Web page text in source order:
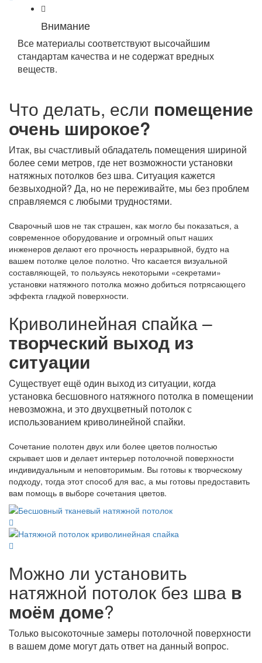
Внимание
Все материалы соответствуют высочайшим
стандартам качества и не содержат вредных
веществ.
Что делать, если помещение
очень широкое?
Итак, вы счастливый обладатель помещения шириной
более семи метров, где нет возможности установки
натяжных потолков без шва. Ситуация кажется
безвыходной? Да, но не переживайте, мы без проблем
справляемся с любыми трудностями.
Сварочный шов не так страшен, как могло бы показаться, а
современное оборудование и огромный опыт наших
инженеров делают его прочность неразрывной, будто на
вашем потолке целое полотно. Что касается визуальной
составляющей, то пользуясь некоторыми «секретами»
установки натяжного потолка можно добиться потрясающего
эффекта гладкой поверхности.
Криволинейная спайка –
творческий выход из
ситуации
Cуществует ещё один выход из ситуации, когда
установка бесшовного натяжного потолка в помещении
невозможна, и это двухцветный потолок с
использованием криволинейной спайки.
Сочетание полотен двух или более цветов полностью
скрывает шов и делает интерьер потолочной поверхности
индивидуальным и неповторимым. Вы готовы к творческому
подходу, тогда этот способ для вас, а мы готовы предоставить
вам помощь в выборе сочетания цветов.
Можно ли установить
натяжной потолок без шва в
моём доме?
Только высокоточные замеры потолочной поверхности
в вашем доме могут дать ответ на данный вопрос.